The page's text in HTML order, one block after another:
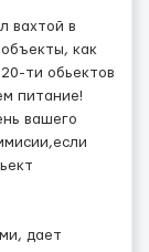
вахтой в
как
ти обьектов
питание!
вашего
дает